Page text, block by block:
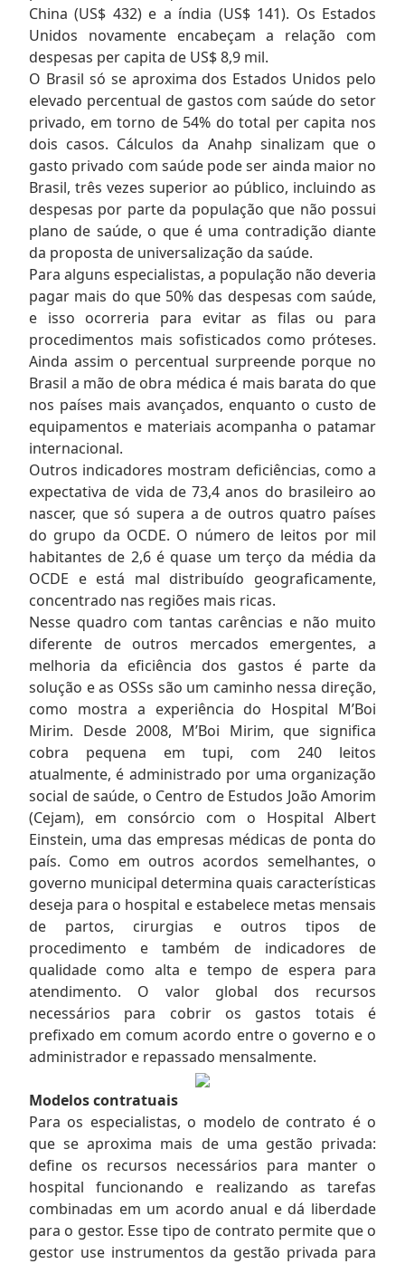
China (US$ 432) e a índia (US$ 141). Os Estados
Unidos novamente encabeçam a relação com
despesas per capita de US$ 8,9 mil.
O Brasil só se aproxima dos Estados Unidos pelo
elevado percentual de gastos com saúde do setor
privado, em torno de 54% do total per capita nos
dois casos. Cálculos da Anahp sinalizam que o
gasto privado com saúde pode ser ainda maior no
Brasil, três vezes superior ao público, incluindo as
despesas por parte da população que não possui
plano de saúde, o que é uma contradição diante
da proposta de universalização da saúde.
Para alguns especialistas, a população não deveria
pagar mais do que 50% das despesas com saúde,
e isso ocorreria para evitar as filas ou para
procedimentos mais sofisticados como próteses.
Ainda assim o percentual surpreende porque no
Brasil a mão de obra médica é mais barata do que
nos países mais avançados, enquanto o custo de
equipamentos e materiais acompanha o patamar
internacional.
Outros indicadores mostram deficiências, como a
expectativa de vida de 73,4 anos do brasileiro ao
nascer, que só supera a de outros quatro países
do grupo da OCDE. O número de leitos por mil
habitantes de 2,6 é quase um terço da média da
OCDE e está mal distribuído geograficamente,
concentrado nas regiões mais ricas.
Nesse quadro com tantas carências e não muito
diferente de outros mercados emergentes, a
melhoria da eficiência dos gastos é parte da
solução e as OSSs são um caminho nessa direção,
como mostra a experiência do Hospital M’Boi
Mirim. Desde 2008, M’Boi Mirim, que significa
cobra pequena em tupi, com 240 leitos
atualmente, é administrado por uma organização
social de saúde, o Centro de Estudos João Amorim
(Cejam), em consórcio com o Hospital Albert
Einstein, uma das empresas médicas de ponta do
país. Como em outros acordos semelhantes, o
governo municipal determina quais características
deseja para o hospital e estabelece metas mensais
de partos, cirurgias e outros tipos de
procedimento e também de indicadores de
qualidade como alta e tempo de espera para
atendimento. O valor global dos recursos
necessários para cobrir os gastos totais é
prefixado em comum acordo entre o governo e o
administrador e repassado mensalmente.
Modelos contratuais
Para os especialistas, o modelo de contrato é o
que se aproxima mais de uma gestão privada:
define os recursos necessários para manter o
hospital funcionando e realizando as tarefas
combinadas em um acordo anual e dá liberdade
para o gestor. Esse tipo de contrato permite que o
gestor use instrumentos da gestão privada para